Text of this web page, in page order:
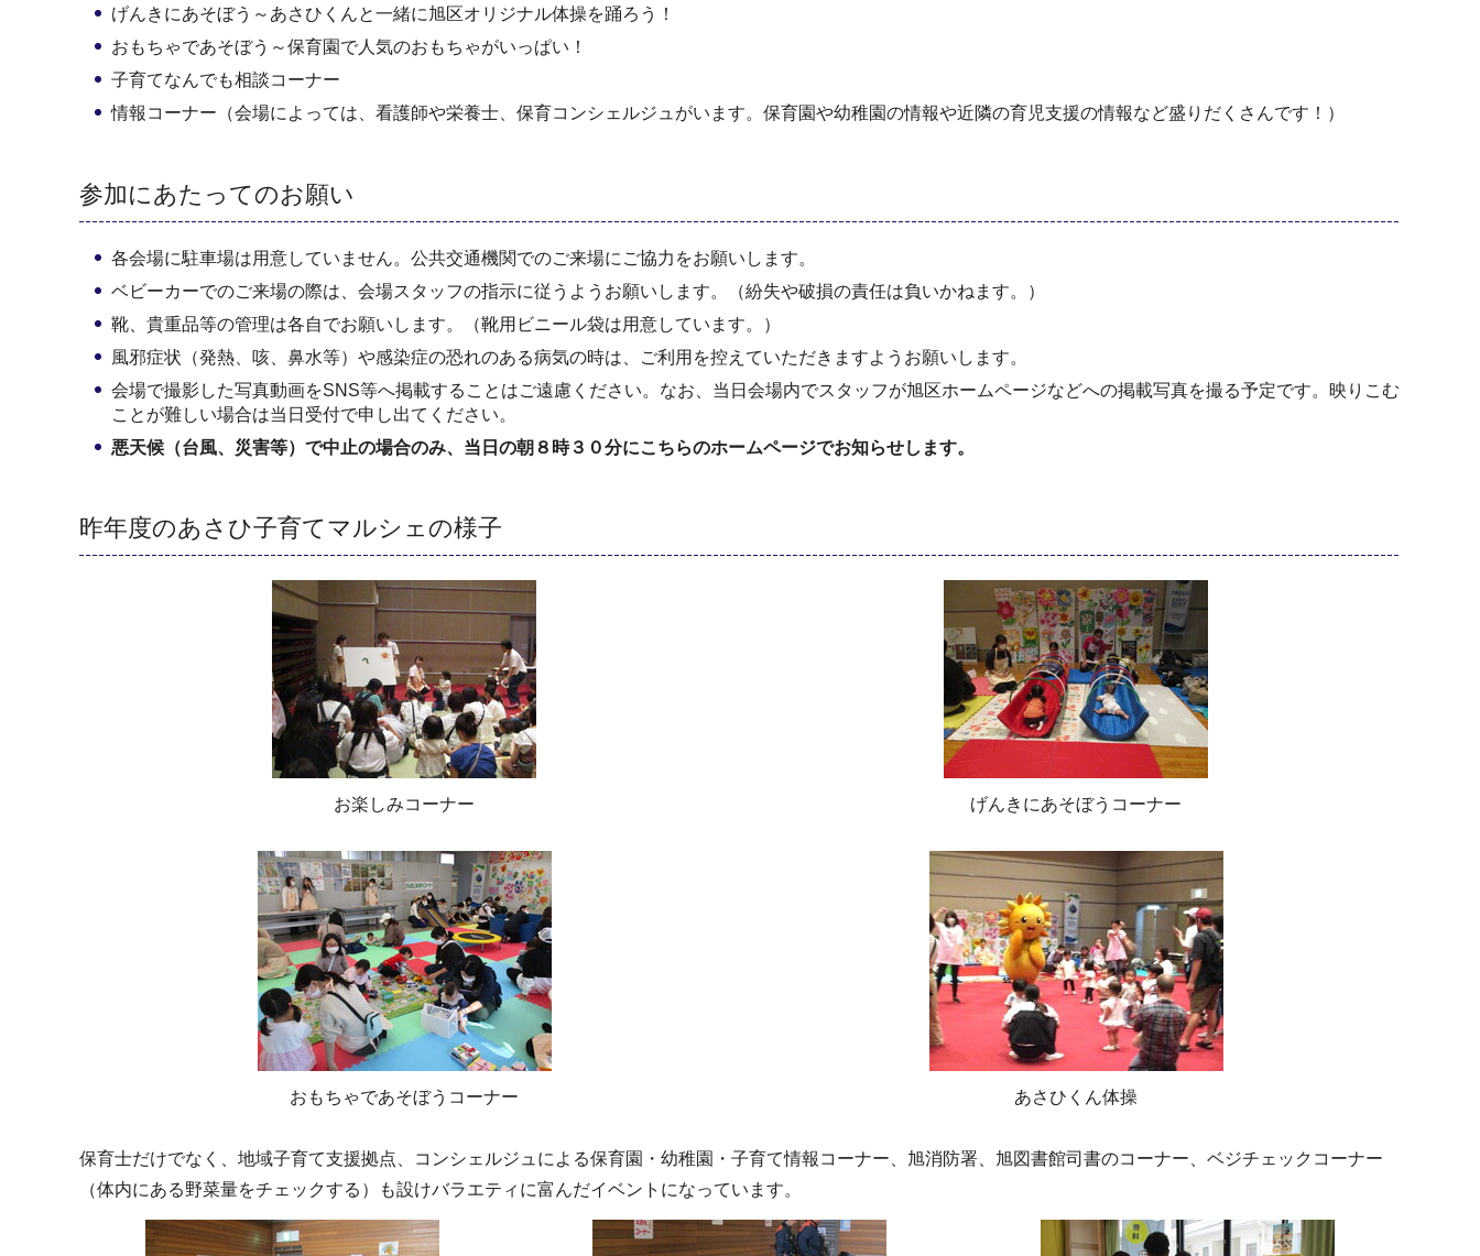
げんきにあそぼう～あさひくんと一緒に旭区オリジナル体操を踊ろう！
おもちゃであそぼう～保育園で人気のおもちゃがいっぱい！
子育てなんでも相談コーナー
情報コーナー（会場によっては、看護師や栄養士、保育コンシェルジュがいます。保育園や幼稚園の情報や近隣の育児支援の情報など盛りだくさんです！）
参加にあたってのお願い
各会場に駐車場は用意していません。公共交通機関でのご来場にご協力をお願いします。
ベビーカーでのご来場の際は、会場スタッフの指示に従うようお願いします。（紛失や破損の責任は負いかねます。）
靴、貴重品等の管理は各自でお願いします。（靴用ビニール袋は用意しています。）
風邪症状（発熱、咳、鼻水等）や感染症の恐れのある病気の時は、ご利用を控えていただきますようお願いします。
会場で撮影した写真動画をSNS等へ掲載することはご遠慮ください。なお、当日会場内でスタッフが旭区ホームページなどへの掲載写真を撮る予定です。映りこむ
ことが難しい場合は当日受付で申し出てください。
悪天候（台風、災害等）で中止の場合のみ、当日の朝８時３０分にこちらのホームページでお知らせします。
昨年度のあさひ子育てマルシェの様子
お楽しみコーナー げんきにあそぼうコーナー
おもちゃであそぼうコーナー あさひくん体操
保育士だけでなく、地域子育て支援拠点、コンシェルジュによる保育園・幼稚園・子育て情報コーナー、旭消防署、旭図書館司書のコーナー、ベジチェックコーナー
（体内にある野菜量をチェックする）も設けバラエティに富んだイベントになっています。